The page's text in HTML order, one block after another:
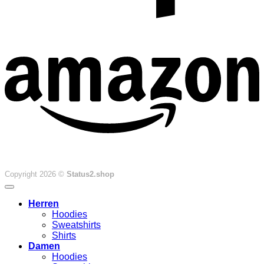
Copyright 2026 © Status2.shop
Herren
Hoodies
Sweatshirts
Shirts
Damen
Hoodies